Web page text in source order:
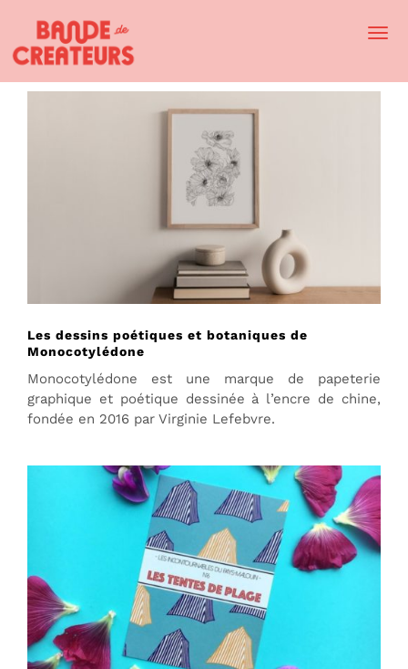
Les dessins poétiques et botaniques de
Monocotylédone
Monocotylédone est une marque de papeterie
graphique et poétique dessinée à l’encre de chine,
fondée en 2016 par Virginie Lefebvre.